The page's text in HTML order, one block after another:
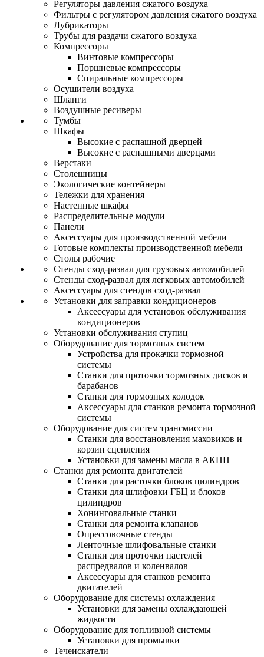
Регуляторы давления сжатого воздуха
Фильтры с регулятором давления сжатого воздуха
Лубрикаторы
Трубы для раздачи сжатого воздуха
Компрессоры
Винтовые компрессоры
Поршневые компрессоры
Спиральные компрессоры
Осушители воздуха
Шланги
Воздушные ресиверы
Тумбы
Шкафы
Высокие с распашной дверцей
Высокие с распашными дверцами
Верстаки
Столешницы
Экологические контейнеры
Тележки для хранения
Настенные шкафы
Распределительные модули
Панели
Аксессуары для производственной мебели
Готовые комплекты производственной мебели
Столы рабочие
Стенды сход-развал для грузовых автомобилей
Стенды сход-развал для легковых автомобилей
Аксессуары для стендов сход-развал
Установки для заправки кондиционеров
Аксессуары для установок обслуживания
кондиционеров
Установки обслуживания ступиц
Оборудование для тормозных систем
Устройства для прокачки тормозной
системы
Станки для проточки тормозных дисков и
барабанов
Станки для тормозных колодок
Аксессуары для станков ремонта тормозной
системы
Оборудование для систем трансмиссии
Станки для восстановления маховиков и
корзин сцепления
Установки для замены масла в АКПП
Станки для ремонта двигателей
Станки для расточки блоков цилиндров
Станки для шлифовки ГБЦ и блоков
цилиндров
Хонинговальные станки
Станки для ремонта клапанов
Опрессовочные стенды
Ленточные шлифовальные станки
Станки для проточки пастелей
распредвалов и коленвалов
Аксессуары для станков ремонта
двигателей
Оборудование для системы охлаждения
Установки для замены охлаждающей
жидкости
Оборудование для топливной системы
Установки для промывки
Течеискатели